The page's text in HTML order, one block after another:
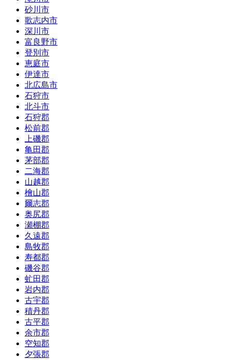
砂川市
歌志内市
深川市
富良野市
登別市
恵庭市
伊達市
北広島市
石狩市
北斗市
石狩郡
松前郡
上磯郡
亀田郡
茅部郡
二海郡
山越郡
檜山郡
爾志郡
奥尻郡
瀬棚郡
久遠郡
島牧郡
寿都郡
磯谷郡
虻田郡
岩内郡
古宇郡
積丹郡
古平郡
余市郡
空知郡
夕張郡